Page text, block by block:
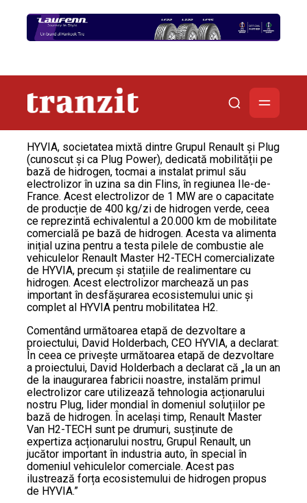
HYVIA, societatea mixtă dintre Grupul Renault și Plug
(cunoscut și ca Plug Power), dedicată mobilității pe
bază de hidrogen, tocmai a instalat primul său
electrolizor în uzina sa din Flins, în regiunea Ile-de-
France. Acest electrolizor de 1 MW are o capacitate
de producție de 400 kg/zi de hidrogen verde, ceea
ce reprezintă echivalentul a 20.000 km de mobilitate
comercială pe bază de hidrogen. Acesta va alimenta
inițial uzina pentru a testa pilele de combustie ale
vehiculelor Renault Master H2-TECH comercializate
de HYVIA, precum și stațiile de realimentare cu
hidrogen. Acest electrolizor marchează un pas
important în desfășurarea ecosistemului unic și
complet al HYVIA pentru mobilitatea H2.
Comentând următoarea etapă de dezvoltare a
proiectului, David Holderbach, CEO HYVIA, a declarat:
În ceea ce privește următoarea etapă de dezvoltare
a proiectului, David Holderbach a declarat că „la un an
de la inaugurarea fabricii noastre, instalăm primul
electrolizor care utilizează tehnologia acționarului
nostru Plug, lider mondial în domeniul soluțiilor pe
bază de hidrogen. În același timp, Renault Master
Van H2-TECH sunt pe drumuri, susținute de
expertiza acționarului nostru, Grupul Renault, un
jucător important în industria auto, în special în
domeniul vehiculelor comerciale. Acest pas
ilustrează forța ecosistemului de hidrogen propus
de HYVIA.”